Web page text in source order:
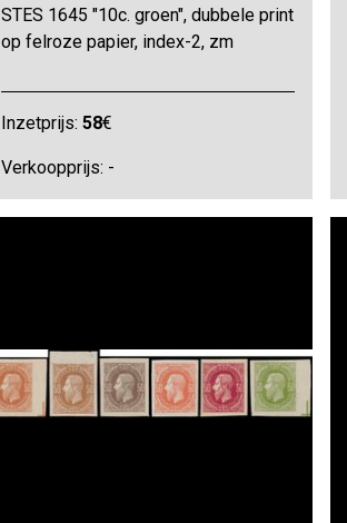
STES 1645 "10c. groen", dubbele print
op felroze papier, index-2, zm
Inzetprijs:58€
Verkoopprijs: -